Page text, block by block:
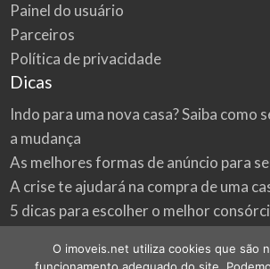
Painel do usuário
Parceiros
Política de privacidade
Dicas
Indo para uma nova casa? Saiba como
a mudança
As melhores formas de anúncio para
A crise te ajudará na compra de uma
5 dicas para escolher o melhor
Onde procurar as melhores
O imoveis.net utiliza cookies que são